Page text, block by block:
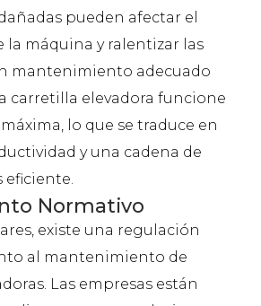
pueden afectar el
la máquina y ralentizar las
mantenimiento adecuado
carretilla elevadora funcione
lo que se traduce en
y una cadena de
eficiente.
Normativo
existe una regulación
al mantenimiento de
Las empresas están